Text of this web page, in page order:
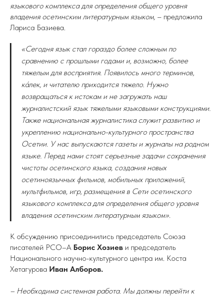
языкового комплекса для определения общего уровня
владения осетинским литературным языком, – предложила
Лариса Базиева.
«Сегодня язык стал гораздо более сложным по
сравнению с прошлыми годами и, возможно, более
тяжелым для восприятия. Появилось много терминов,
кáлек, и читателю приходится тяжело. Нужно
возвращаться к истокам и не загружать наш
журналистский язык тяжелыми языковыми конструкциями.
Также национальная журналистика служит развитию и
укреплению национально-культурного пространства
Осетии. У нас выпускаются газеты и журналы на родном
языке. Перед нами стоят серьезные задачи сохранения
чистоты осетинского языка, создания новых
осетиноязычных фильмов, мобильных приложений,
мультфильмов, игр, размещения в Сети осетинского
языкового комплекса для определения общего уровня
владения осетинским литературным языком».
К обсуждению присоединились председатель Союза
писателей РСО–А Борис Хозиев и председатель
Национального научно-культурного центра им. Коста
Хетагурова Иван Алборов.
– Необходима системная работа. Мы должны перейти к